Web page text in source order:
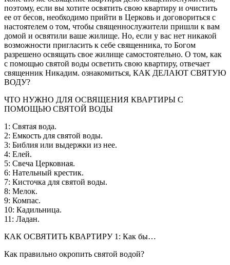
поэтому, если вы хотите освятить свою квартиру и очистить
ее от бесов, необходимо прийти в Церковь и договориться с
настоятелем о том, чтобы священнослужители пришли к вам
домой и освятили ваше жилище. Но, если у вас нет никакой
возможности пригласить к себе священника, то Богом
разрешено освящать свое жилище самостоятельно. О том, как
с помощью святой воды осветить свою квартиру, отвечает
священник Никадим. ознакомиться, КАК ДЕЛАЮТ СВЯТУЮ
ВОДУ?
ЧТО НУЖНО ДЛЯ ОСВЯЩЕНИЯ КВАРТИРЫ С
ПОМОЩЬЮ СВЯТОЙ ВОДЫ
1: Святая вода.
2: Емкость для святой воды.
3: Библия или выдержки из нее.
4: Елей.
5: Свеча Церковная.
6: Нательный крестик.
7: Кисточка для святой воды.
8: Мелок.
9: Компас.
10: Кадильница.
11: Ладан.
КАК ОСВЯТИТЬ КВАРТИРУ 1: Как бы…
Как правильно окропить святой водой?